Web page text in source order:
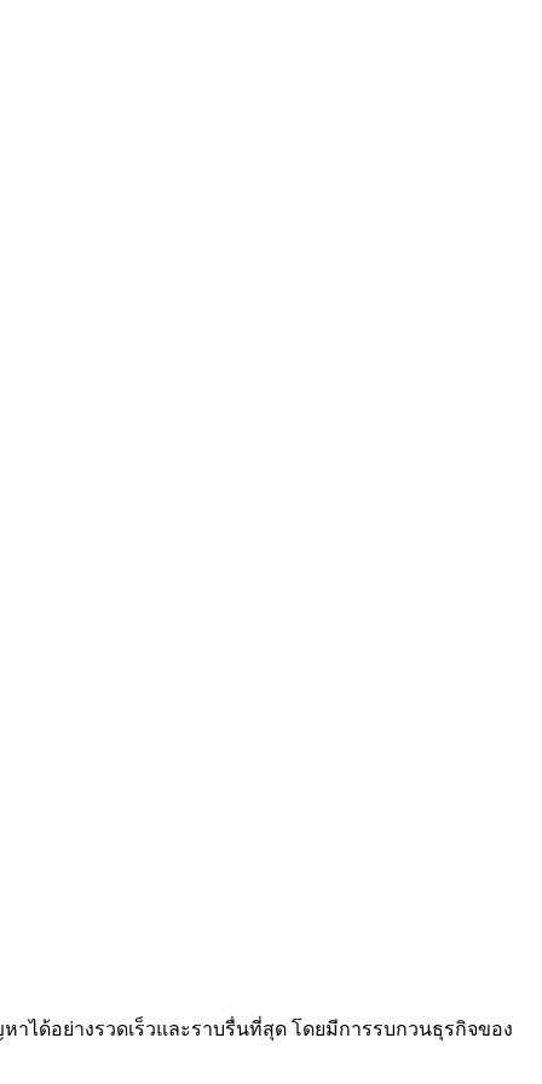
ได้อย่างรวดเร็วและราบรื่นที่สุด โดยมีการรบกวนธุรกิจของ